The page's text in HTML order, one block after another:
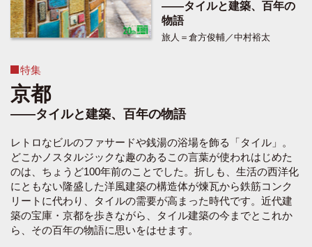
――タイルと建築、百年の
物語
旅人＝倉方俊輔／中村裕太
特集
京都
――タイルと建築、百年の物語
レトロなビルのファサードや銭湯の浴場を飾る「タイル」。
どこかノスタルジックな趣のあるこの言葉が使われはじめた
のは、ちょうど100年前のことでした。折しも、生活の西洋化
にともない隆盛した洋風建築の構造体が煉瓦から鉄筋コンク
リートに代わり、タイルの需要が高まった時代です。近代建
築の宝庫・京都を歩きながら、タイル建築の今までとこれか
ら、その百年の物語に思いをはせます。